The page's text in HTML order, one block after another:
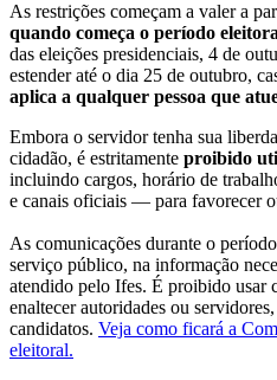
As restrições começam a valer a
quando começa o período
das eleições presidenciais, 4 de
estender até o dia 25 de outubro,
aplica a qualquer pessoa que
Embora o servidor tenha sua
cidadão, é estritamente proibido
incluindo cargos, horário de
e canais oficiais — para favorecer
As comunicações durante o
serviço público, na informação
atendido pelo Ifes. É proibido usar
enaltecer autoridades ou
candidatos. Veja como ficará a
eleitoral.